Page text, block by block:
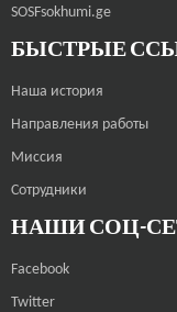
SOSFsokhumi.ge
БЫСТРЫЕ
Наша история
Направления работы
Миссия
Сотрудники
НАШИ СОЦ-
Facebook
Twitter